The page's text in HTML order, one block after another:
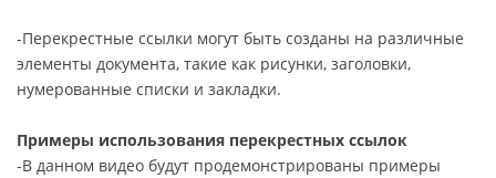
-Перекрестные ссылки могут быть созданы на различные
элементы документа, такие как рисунки, заголовки,
нумерованные списки и закладки.
Примеры использования перекрестных ссылок
-В данном видео будут продемонстрированы примеры